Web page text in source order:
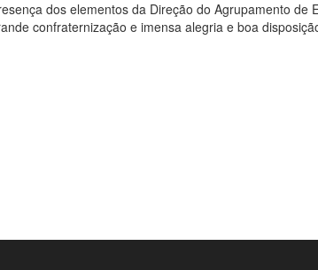
dos elementos da Direção do Agrupamento de
confraternização e imensa alegria e boa